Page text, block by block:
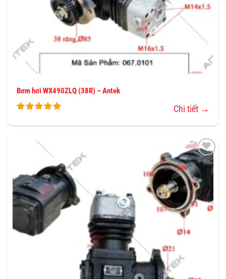
Bơm hơi WX490ZLQ (38R) – Antek
Chi tiết →
THÊM
VÀO
YÊU
THÍCH